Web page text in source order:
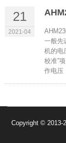
21
2021-04
一般先
机的电
校准”
作电压
Copyright © 2013-